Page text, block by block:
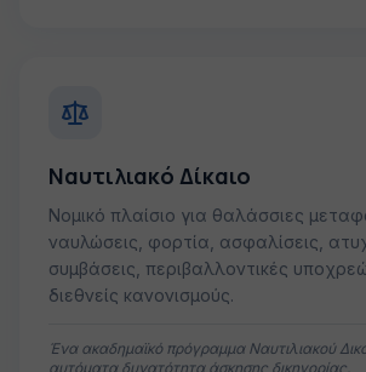
Ναυτιλιακό Δίκαιο
Νομικό πλαίσιο για θαλάσσιες
ναυλώσεις, φορτία, ασφαλίσεις,
συμβάσεις, περιβαλλοντικές
διεθνείς κανονισμούς.
Ένα ακαδημαϊκό πρόγραμμα Ναυτιλιακού
αυτόματα δυνατότητα άσκησης δικηγορίας.